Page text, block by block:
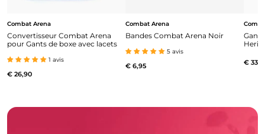
Combat Arena
Convertisseur Combat Arena
pour Gants de boxe avec lacets
1 avis
€ 26,90
Combat Arena
Bandes Combat Arena Noir
5 avis
€ 6,95 €